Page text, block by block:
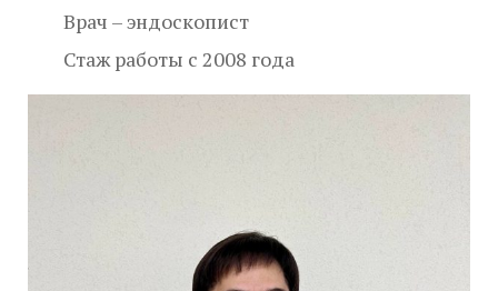
Врач – эндоскопист
Стаж работы с 2008 года